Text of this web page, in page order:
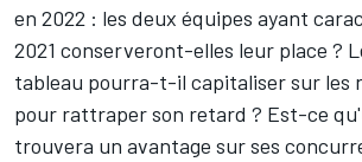
en 2022 : les deux équipes ayant
2021 conserveront-elles leur place ?
tableau pourra-t-il capitaliser sur les
pour rattraper son retard ? Est-ce
trouvera un avantage sur ses